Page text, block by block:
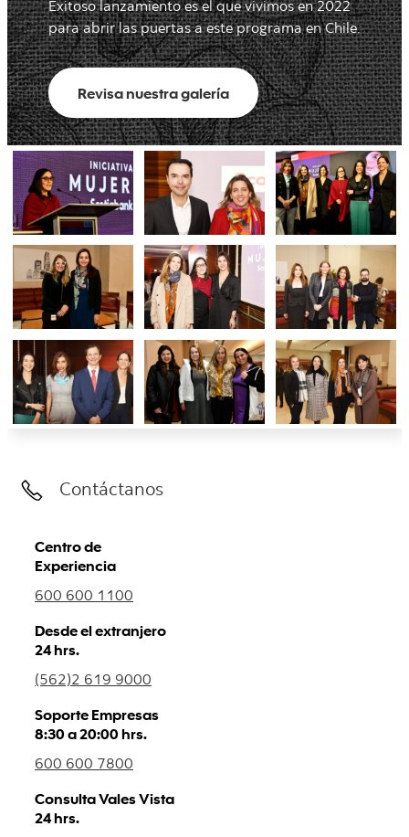
Exitoso lanzamiento es el que vivimos en 2022
para abrir las puertas a este programa en Chile.
Revisa nuestra galería
Contáctanos
Centro de
Experiencia
600 600 1100
Desde el extranjero
24 hrs.
(562)2 619 9000
Soporte Empresas
8:30 a 20:00 hrs.
600 600 7800
Consulta Vales Vista
24 hrs.